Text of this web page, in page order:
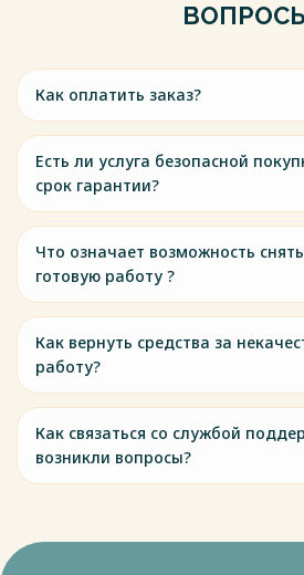
Как оплатить заказ?
Есть ли услуга безопасной
срок гарантии?
Что означает возможность
готовую работу ?
Как вернуть средства за
работу?
Как связаться со службой
возникли вопросы?